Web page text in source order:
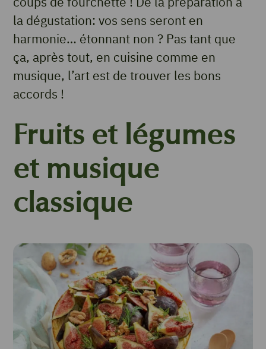
la dégustation: vos sens seront en
harmonie… étonnant non ? Pas tant que
ça, après tout, en cuisine comme en
musique, l’art est de trouver les bons
accords !
Fruits et légumes
et musique
classique